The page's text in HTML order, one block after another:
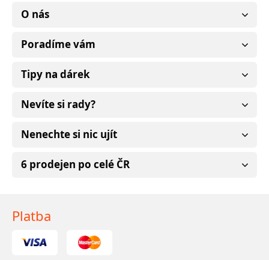
O nás
Poradíme vám
Tipy na dárek
Nevíte si rady?
Nenechte si nic ujít
6 prodejen po celé ČR
Platba